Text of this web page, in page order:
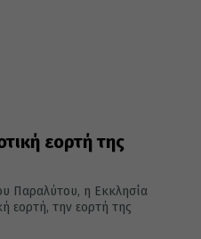
εορτή της
Παραλύτου, η Εκκλησία
εορτή, την εορτή της